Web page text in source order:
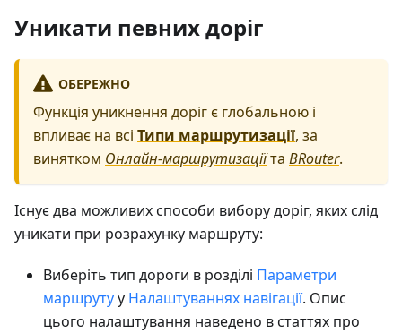
Уникати певних доріг
ОБЕРЕЖНО
Функція уникнення доріг є глобальною і
впливає на всі Типи маршрутизації, за
винятком Онлайн-маршрутизаціїта BRouter.
Існує два можливих способи вибору доріг, яких слід
уникати при розрахунку маршруту:
Виберіть тип дороги в розділі Параметри
маршрутуу Налаштуваннях навігації. Опис
цього налаштування наведено в статтях про